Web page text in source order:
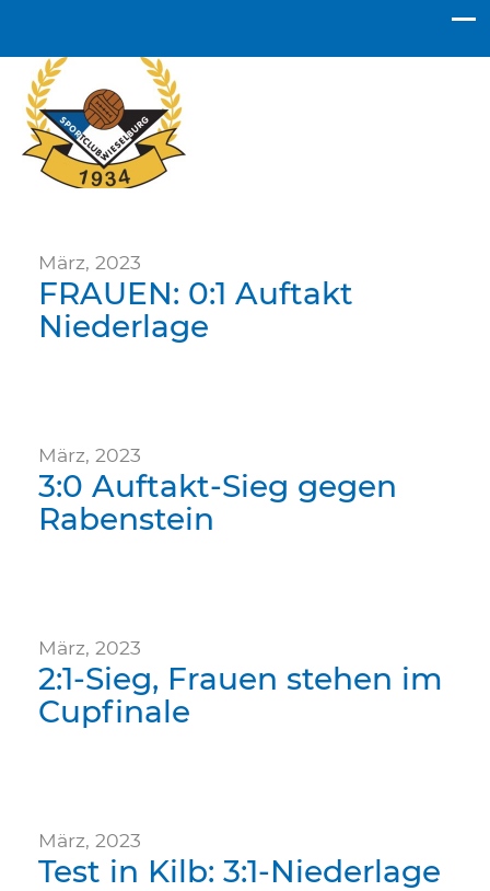
März, 2023
FRAUEN: 0:1 Auftakt
Niederlage
März, 2023
3:0 Auftakt-Sieg gegen
Rabenstein
März, 2023
2:1-Sieg, Frauen stehen im
Cupfinale
März, 2023
Test in Kilb: 3:1-Niederlage